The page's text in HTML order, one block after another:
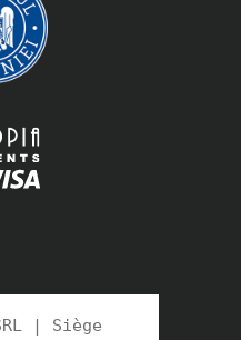
SRL | Siège